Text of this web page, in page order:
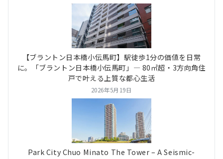
【ブラントン日本橋小伝馬町】駅徒歩1分の価値を日常
に。「ブラントン日本橋小伝馬町」― 80㎡超・3方向角住
戸で叶える上質な都心生活
2026年5月19日
Park City Chuo Minato The Tower – A Seismic-